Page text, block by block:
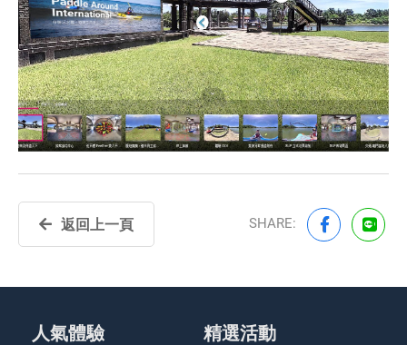
返回上一頁 SHARE:
人氣體驗 精選活動